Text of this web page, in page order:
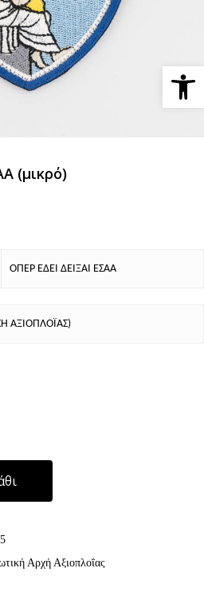
(μικρό)
ΟΠΕΡ ΕΔΕΙ ΔΕΙΞΑΙ ΕΣΑΑ
ΑΞΙΟΠΛΟΪΑΣ)
Αρχή Αξιοπλοΐας